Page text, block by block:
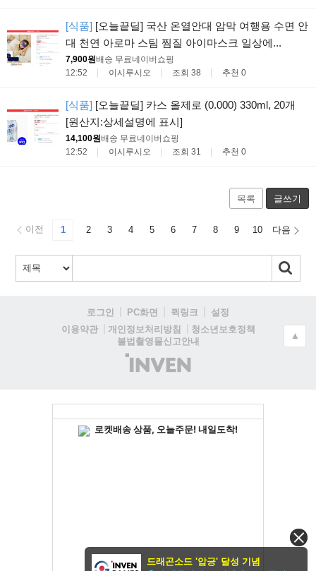
[식품] [오늘끝딜] 국산 온열안대 암막 여행용 수면 안
대 천연 아로마 스팀 찜질 아이마스크 일상에...
7,900원배송 무료네이버쇼핑
12:52
이시루시오 조회 38 추천 0
[식품] [오늘끝딜] 카스 올제로 (0.000) 330ml, 20개
[원산지:상세설명에 표시]
14,100원배송 무료네이버쇼핑
12:52
이시루시오 조회 31 추천 0
목록 글쓰기
이전 1 2 3 4 5 6 7 8 9 10 다음
로그인 PC화면 퀵링크
설정
이용약관
개인정보처리방침
청소년보호정책
불법촬영물신고안내
(주)
인
▲
드래곤소드 '압긍' 달성 기념